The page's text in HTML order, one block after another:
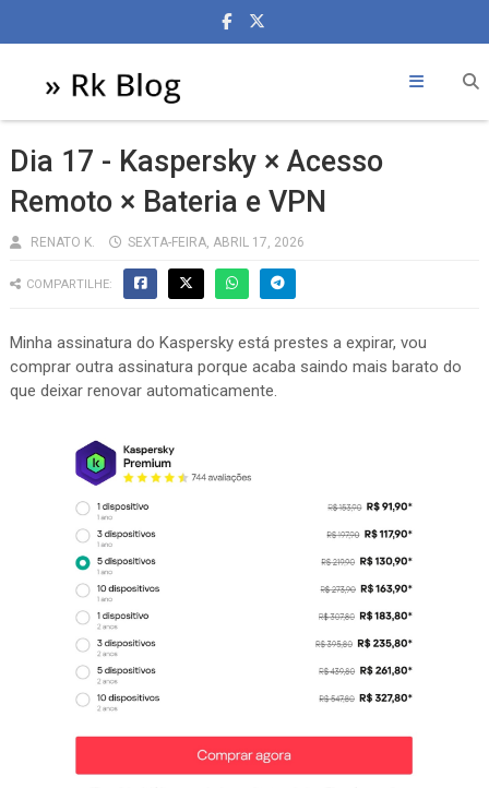
Dia 17 - Kaspersky × Acesso
Remoto × Bateria e VPN
RENATO K. SEXTA-FEIRA, ABRIL 17, 2026
COMPARTILHE:
Minha assinatura do Kaspersky está prestes a expirar, vou
comprar outra assinatura porque acaba saindo mais barato do
que deixar renovar automaticamente.